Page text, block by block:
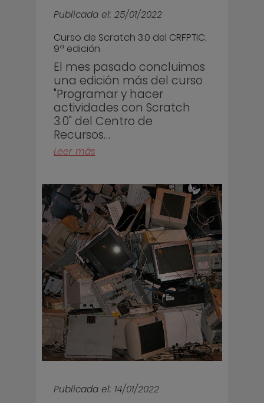
Publicada el: 25/01/2022
Curso de Scratch 3.0 del CRFPTIC,
9ª edición
El mes pasado concluimos
una edición más del curso
"Programar y hacer
actividades con Scratch
3.0" del Centro de
Recursos…
Leer más
Publicada el: 14/01/2022